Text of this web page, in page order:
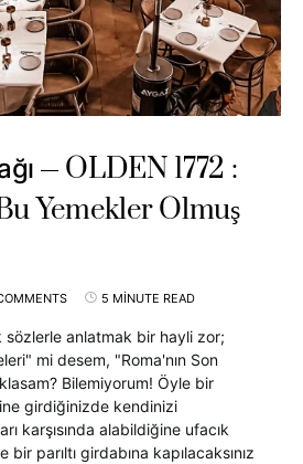
OLDEN 1772 :
Yemekler Olmuş
5 MINUTE READ
anlatmak bir hayli zor;
mi desem, "Roma'nın Son
Bilemiyorum! Öyle bir
girdiğinizde kendinizi
karşısında alabildiğine ufacık
parıltı girdabına kapılacaksınız